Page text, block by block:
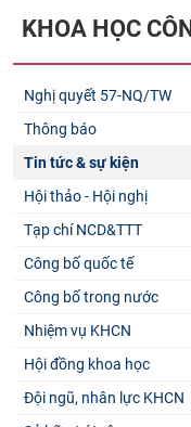
KHOA HỌC
Nghị quyết 57-NQ/TW
Thông báo
Tin tức & sự kiện
Hội thảo - Hội nghị
Tạp chí NCD&TTT
Công bố quốc tế
Công bố trong nước
Nhiệm vụ KHCN
Hội đồng khoa học
Đội ngũ, nhân lực KHCN